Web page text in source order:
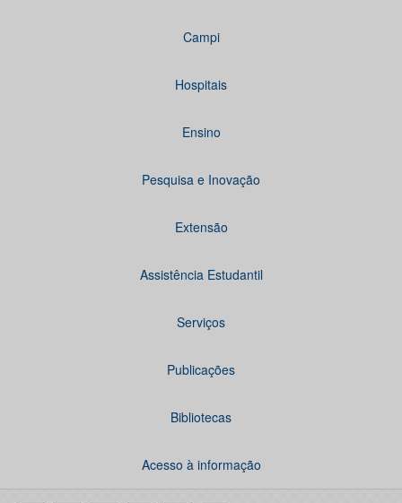
Campi
Hospitais
Ensino
Pesquisa e Inovação
Extensão
Assistência Estudantil
Serviços
Publicações
Bibliotecas
Acesso à informação